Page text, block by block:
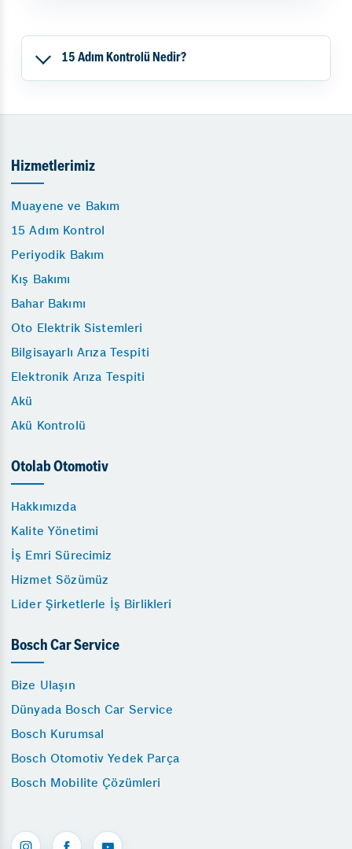
15 Adım Kontrolü Nedir?
Hizmetlerimiz
Muayene ve Bakım
15 Adım Kontrol
Periyodik Bakım
Kış Bakımı
Bahar Bakımı
Oto Elektrik Sistemleri
Bilgisayarlı Arıza Tespiti
Elektronik Arıza Tespiti
Akü
Akü Kontrolü
Otolab Otomotiv
Hakkımızda
Kalite Yönetimi
İş Emri Sürecimiz
Hizmet Sözümüz
Lider Şirketlerle İş Birlikleri
Bosch Car Service
Bize Ulaşın
Dünyada Bosch Car Service
Bosch Kurumsal
Bosch Otomotiv Yedek Parça
Bosch Mobilite Çözümleri